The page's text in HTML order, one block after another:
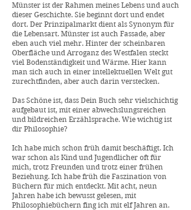
Münster ist der Rahmen meines Lebens und auch
dieser Geschichte. Sie beginnt dort und endet
dort. Der Prinzipalmarkt dient als Synonym für
die Lebensart. Münster ist auch Fassade, aber
eben auch viel mehr. Hinter der scheinbaren
Oberfläche und Arroganz des Westfalen steckt
viel Bodenständigkeit und Wärme. Hier kann
man sich auch in einer intellektuellen Welt gut
zurechtfinden, aber auch darin verstecken.
Das Schöne ist, dass Dein Buch sehr vielschichtig
aufgebaut ist, mit einer abwechslungsreichen
und bildreichen Erzählsprache. Wie wichtig ist
dir Philosophie?
Ich habe mich schon früh damit beschäftigt. Ich
war schon als Kind und Jugendlicher oft für
mich, trotz Freunden und trotz einer frühen
Beziehung. Ich habe früh die Faszination von
Büchern für mich entdeckt. Mit acht, neun
Jahren habe ich bewusst gelesen, mit
Philosophiebüchern fing ich mit elf Jahren an.